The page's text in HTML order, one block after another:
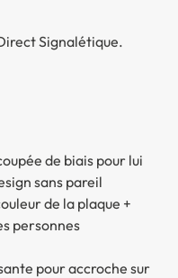
Signalétique.
de biais pour lui
sans pareil
de la plaque +
personnes
pour accroche sur